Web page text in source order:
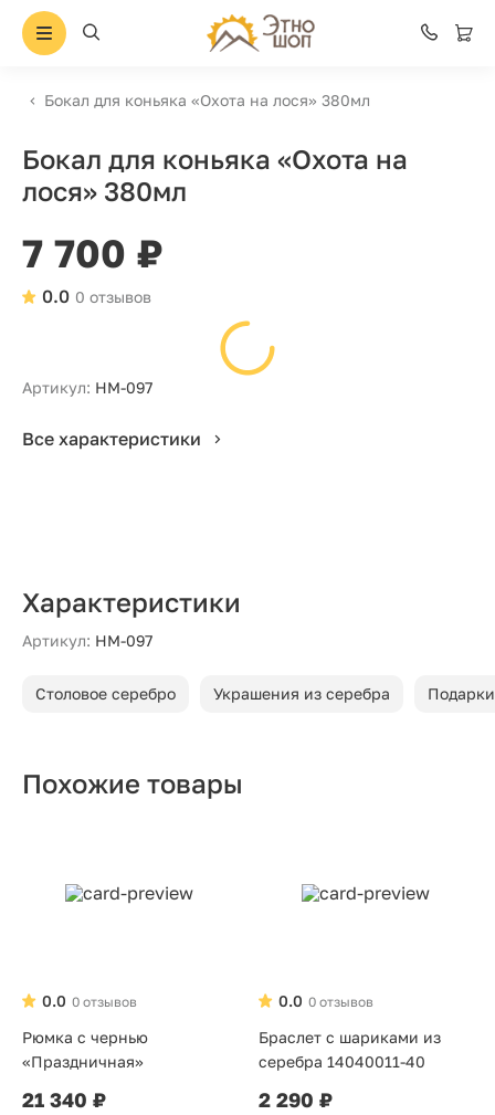
Бокал для коньяка «Охота на лося» 380мл
Бокал для коньяка «Охота на
лося» 380мл
7 700 ₽
0 отзывов
0.0
Артикул: НМ-097
Все характеристики
Характеристики
Артикул: НМ-097
Столовое серебро Украшения из серебра
Похожие товары
0 отзывов
0.0
Рюмка с чернью
«Праздничная»
21 340 ₽
0 отзывов
0.0
Браслет с шариками из
серебра 14040011-40
2 290 ₽